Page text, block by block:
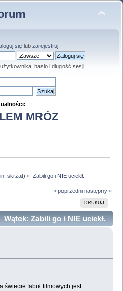
sięlub zarejestruj.
hasło i długość sesji
MRÓZ
,skrzat) » Zabili go i NIE uciekł.
« poprzedni następny »
DRUKUJ
Wątek: Zabili go i NIE uciekł.
świecie fabuł filmowych jest